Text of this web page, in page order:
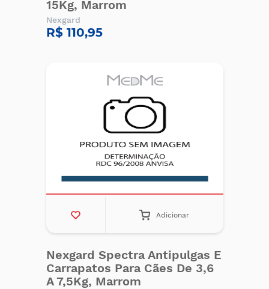
15Kg, Marrom
Nexgard
R$ 110,95
Adicionar
Nexgard Spectra Antipulgas E
Carrapatos Para Cães De 3,6
A 7,5Kg, Marrom